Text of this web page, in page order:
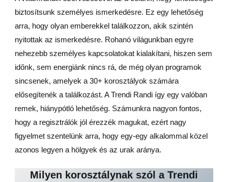
biztosítsunk személyes ismerkedésre. Ez egy lehetőség
arra, hogy olyan emberekkel találkozzon, akik szintén
nyitottak az ismerkedésre. Rohanó világunkban egyre
nehezebb személyes kapcsolatokat kialakítani, hiszen sem
időnk, sem energiánk nincs rá, de még olyan programok
sincsenek, amelyek a 30+ korosztályok számára
elősegítenék a találkozást. A Trendi Randi így egy valóban
remek, hiánypótló lehetőség. Számunkra nagyon fontos,
hogy a regisztrálók jól érezzék magukat, ezért nagy
figyelmet szentelünk arra, hogy egy-egy alkalommal közel
azonos legyen a hölgyek és az urak aránya.
Milyen korosztálynak szól a Trendi